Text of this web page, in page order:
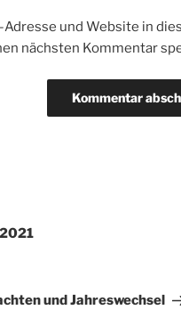
Adresse und Website in
nächsten Kommentar
und Jahreswechsel